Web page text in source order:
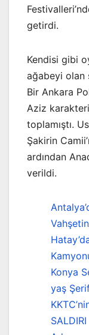
getirdi.
Kendisi gibi
ağabeyi olan
Bir Ankara
Aziz
toplamıştı.
Şakirin
ardından
verildi.
Konya
yaş
SALDIRI